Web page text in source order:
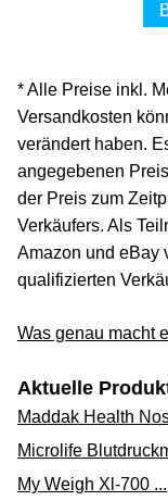
* Alle Preise inkl.
Versandkosten
verändert haben.
angegebenen
der Preis zum
Verkäufers. Als
Amazon und eBay
qualifizierten
Was genau macht
Aktuelle
Maddak Health
Microlife
My Weigh Xl-700 ...